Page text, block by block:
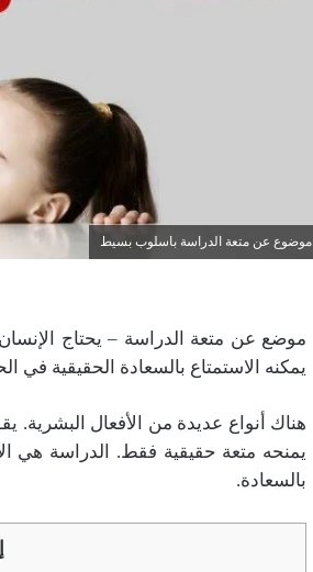
موضوع عن متعة الدراسة باسلوب بسيط
موضع عن متعة الدراسة – يحتاج
يمكنه الاستمتاع بالسعادة الحقيقية
هناك أنواع عديدة من الأفعال البشرية.
يمنحه متعة حقيقية فقط. الدراسة هي
بالسعادة.